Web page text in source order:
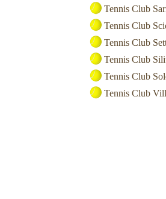
Tennis Club
Tennis Club
Tennis Club
Tennis Club
Tennis Club
Tennis Club